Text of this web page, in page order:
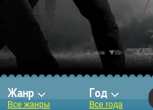
Жанр
Все жанры
Год
Все года